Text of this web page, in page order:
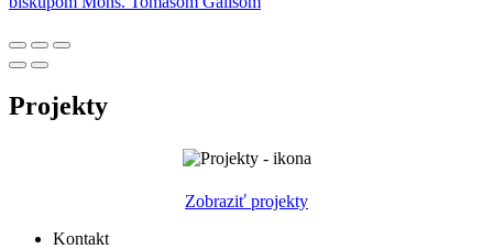
Projekty
Zobraziť projekty
Kontakt